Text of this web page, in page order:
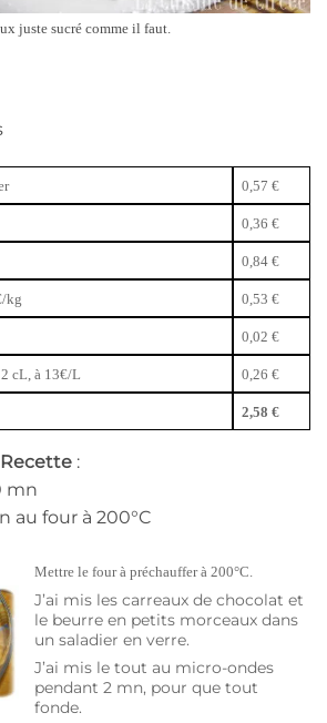
juste sucré comme il faut.
0,57 €
0,36 €
0,84 €
kg 0,53 €
0,02 €
cL, à 13€/L 0,26 €
2,58 €
Recette :
mn
au four à 200°C
Mettre le four à préchauffer à 200°C.
J’ai mis les carreaux de chocolat et
le beurre en petits morceaux dans
un saladier en verre.
J’ai mis le tout au micro-ondes
pendant 2 mn, pour que tout
fonde.